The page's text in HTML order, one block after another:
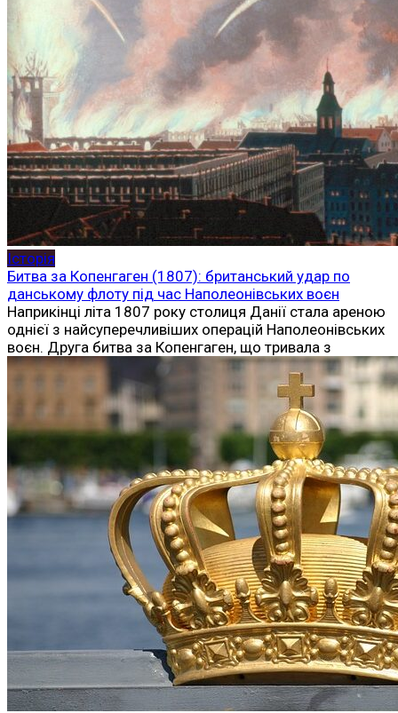
Історія
Битва за Копенгаген (1807): британський удар по
данському флоту під час Наполеонівських воєн
Наприкінці літа 1807 року столиця Данії стала ареною
однієї з найсуперечливіших операцій Наполеонівських
воєн. Друга битва за Копенгаген, що тривала з